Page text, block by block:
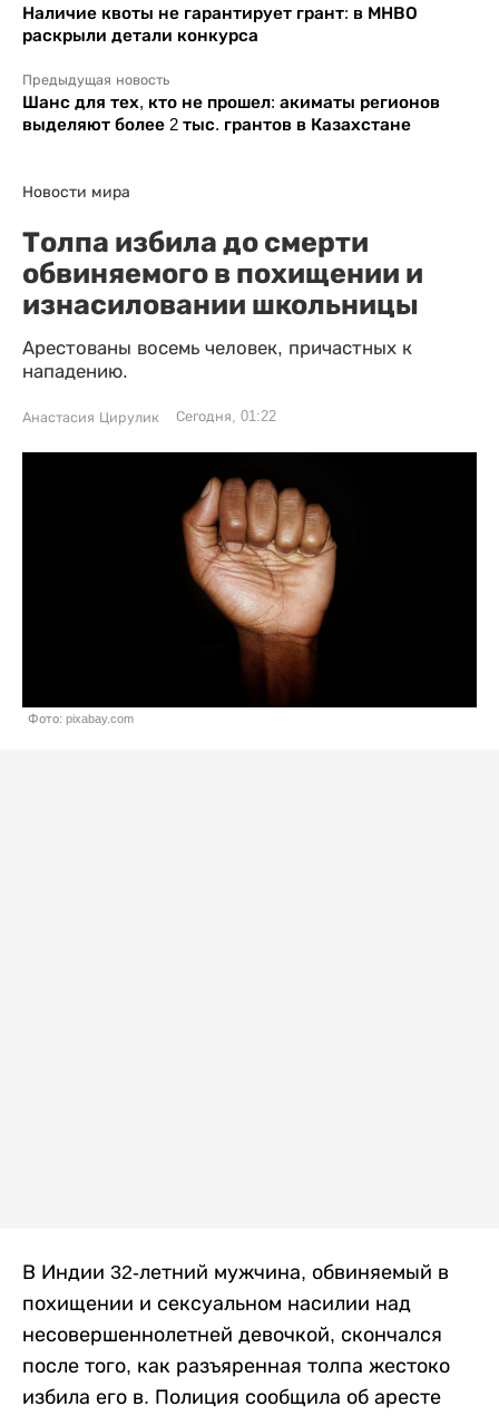
Наличие квоты не гарантирует грант: в МНВО
раскрыли детали конкурса
Предыдущая новость
Шанс для тех, кто не прошел: акиматы регионов
выделяют более 2 тыс. грантов в Казахстане
Новости мира
Толпа избила до смерти
обвиняемого в похищении и
изнасиловании школьницы
Арестованы восемь человек, причастных к
нападению.
Анастасия Цирулик Сегодня, 01:22
Фото: pixabay.com
В Индии 32-летний мужчина, обвиняемый в
похищении и сексуальном насилии над
несовершеннолетней девочкой, скончался
после того, как разъяренная толпа жестоко
избила его в. Полиция сообщила об аресте